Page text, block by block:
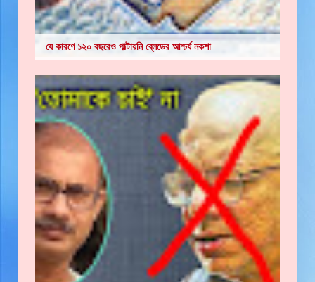
যে কারণে ১২০ বছরেও পাল্টায়নি ব্লেডের আশ্চর্য নকশা